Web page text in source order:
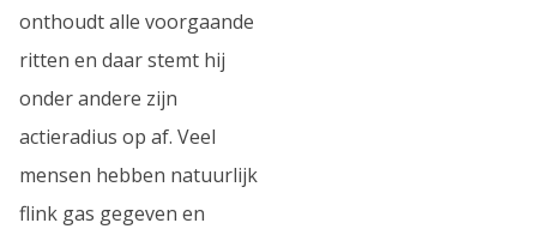
onthoudt alle voorgaande
ritten en daar stemt hij
onder andere zijn
actieradius op af. Veel
mensen hebben natuurlijk
flink gas gegeven en